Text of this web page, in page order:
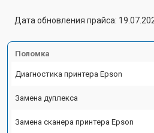
Дата обновления прайса:
Поломка
Диагностика принтера Epson
Замена дуплекса
Замена сканера принтера Epson